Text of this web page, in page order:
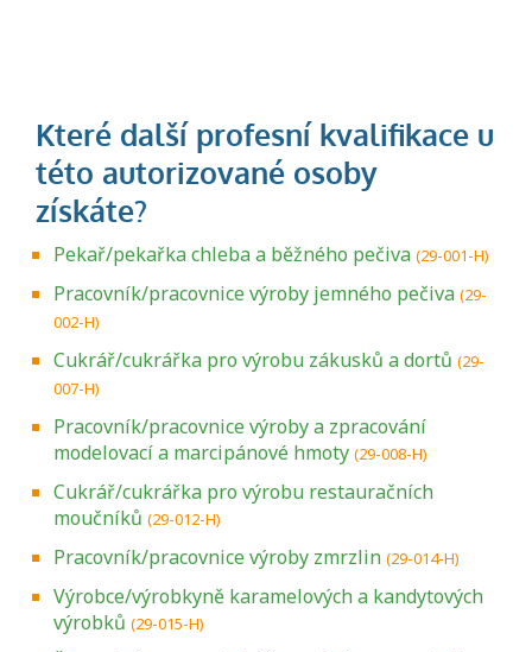
Pekař/pekařka chleba a běžného pečiva (29-001-H)
Pracovník/pracovnice výroby jemného pečiva (29-
002-H)
Cukrář/cukrářka pro výrobu zákusků a dortů (29-
007-H)
Pracovník/pracovnice výroby a zpracování
modelovací a marcipánové hmoty (29-008-H)
Cukrář/cukrářka pro výrobu restauračních
moučníků (29-012-H)
Pracovník/pracovnice výroby zmrzlin (29-014-H)
Výrobce/výrobkyně karamelových a kandytových
výrobků (29-015-H)